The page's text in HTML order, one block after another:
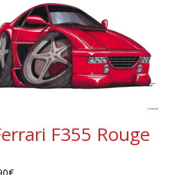
F355 Rouge
€